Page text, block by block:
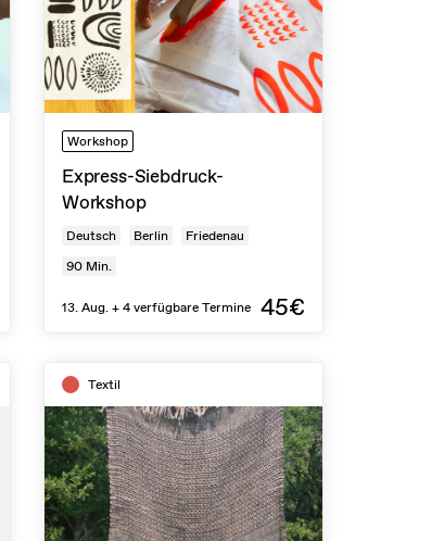
Workshop
Express-Siebdruck-
Workshop
Deutsch Berlin
Friedenau
90 Min.
13. Aug. + 4 verfügbare Termine 45€
Textil